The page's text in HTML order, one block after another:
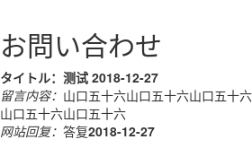
お問い合わせ
タイトル：测试 2018-12-27
留言内容： 山口五十六山口五十六山口五十
山口五十六山口五十六
网站回复： 答复2018-12-27